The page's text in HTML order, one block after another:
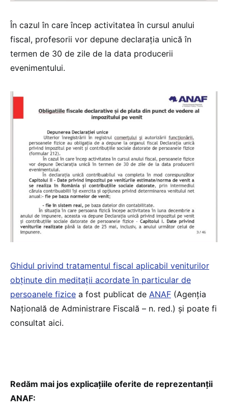
În cazul în care încep activitatea în cursul anului
fiscal, profesorii vor depune declarația unică în
termen de 30 de zile de la data producerii
evenimentului.
Ghidul privind tratamentul fiscal aplicabil veniturilor
obținute din meditații acordate în particular de
persoanele fizice a fost publicat de ANAF (Agenția
Națională de Administrare Fiscală – n. red.) și poate fi
consultat aici.
Redăm mai jos explicațiile oferite de reprezentanții
ANAF: